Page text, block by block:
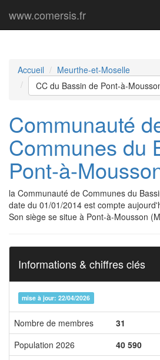
www.comersis.fr
Accueil
Meurthe-et-Moselle
CC du Bassin de Pont-à-
Communauté
Communes du
Pont-à-
la Communauté de Communes du
date du 01/01/2014 est compte
Son siège se situe à Pont-à-Mousson
Informations & chiffres clés
mise à jour: 22/04/2026
Nombre de membres 31
Population 2026
40 590